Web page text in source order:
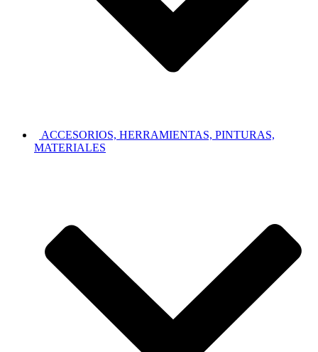
ACCESORIOS, HERRAMIENTAS, PINTURAS,
MATERIALES